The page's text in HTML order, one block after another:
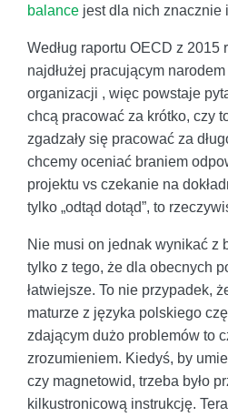
balance jest dla nich znacznie
Według raportu OECD z
najdłużej pracującym
organizacji , więc powstaje
chcą pracować za krótko, czy
zgadzały się pracować za
chcemy oceniać braniem
projektu vs czekanie na
tylko „odtąd dotąd”, to
Nie musi on jednak wynikać z
tylko z tego, że dla obecnych
łatwiejsze. To nie przypadek,
maturze z języka polskiego
zdającym dużo problemów to
zrozumieniem. Kiedyś, by
czy magnetowid, trzeba było
kilkustronicową instrukcję.